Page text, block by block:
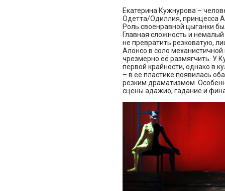
Екатерина Кужнурова –
Одетта/Одиллия, принцесса
Роль своенравной цыганки
Главная сложность и
не превратить резковатую,
Алонсо в соло
чрезмерно её размягчить. У
первой крайности, однако в
– в её пластике появилась
резким драматизмом.
сцены адажио, гадание и